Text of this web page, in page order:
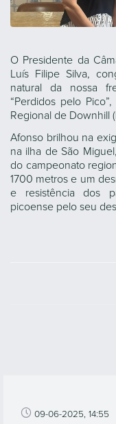
O Presidente da
Luís Filipe Silva,
natural da nossa
“Perdidos pelo
Regional de Downhill
Afonso brilhou na
na ilha de São
do campeonato
1700 metros e um
e resistência dos
picoense pelo seu
09-06-2025, 14:55